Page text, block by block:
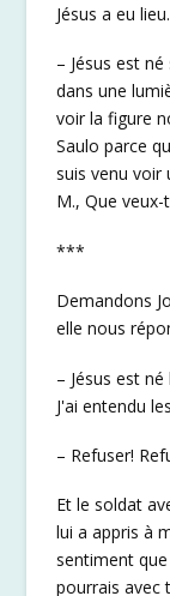
Jésus a eu
– Jésus est
dans une
voir la figure
Saulo parce
suis venu voir
M., Que
***
Demandons
elle nous
– Jésus est
J'ai entendu
– Refuser!
Et le soldat
lui a appris à
sentiment
pourrais avec